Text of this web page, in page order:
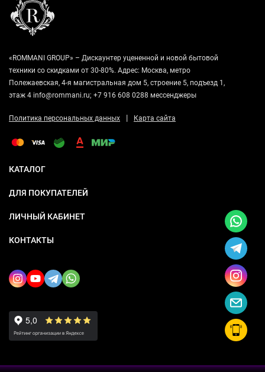
«ROMMANI GROUP» – Дискаунтер уцененной и новой бытовой
техники со скидками от 30-80%. Адрес: Москва, метро
Полежаевская, 4-я магистральная дом 5, строение 5, подъезд 1,
этаж 4 info@rommani.ru; +7 916 608 0288 мессенджеры
Политика персональных данных | Карта сайта
КАТАЛОГ
ДЛЯ ПОКУПАТЕЛЕЙ
ЛИЧНЫЙ КАБИНЕТ
КОНТАКТЫ